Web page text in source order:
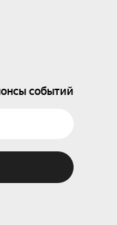
событий